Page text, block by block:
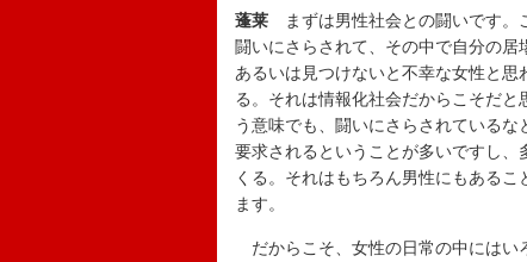
蓬莱 まずは男性社会との闘いです。
闘いにさらされて、その中で自分の居
あるいは見つけないと不幸な女性と
る。それは情報化社会だからこそだ
う意味でも、闘いにさらされている
要求されるということが多いですし
くる。それはもちろん男性にもある
ます。
だからこそ、女性の日常の中にはい